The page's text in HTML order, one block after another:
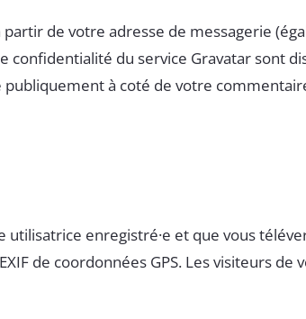
de votre adresse de messagerie
confidentialité du service Gravatar
à coté de votre
utilisatrice enregistré·e et que vous
de coordonnées GPS. Les visiteurs